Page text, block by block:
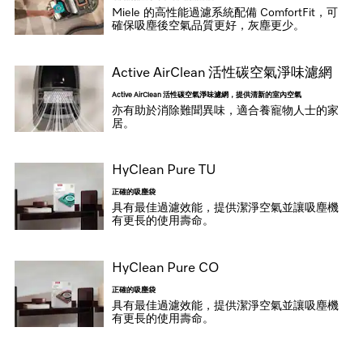
Miele 的高性能過濾系統配備 ComfortFit，可
確保吸塵後空氣品質更好，灰塵更少。
Active AirClean 活性碳空氣淨味濾網
Active AirClean 活性碳空氣淨味濾網，提供清新的室內空氣
亦有助於消除難聞異味，適合養寵物人士的家
居。
HyClean Pure TU
正確的吸塵袋
具有最佳過濾效能，提供潔淨空氣並讓吸塵機
有更長的使用壽命。
HyClean Pure CO
正確的吸塵袋
具有最佳過濾效能，提供潔淨空氣並讓吸塵機
有更長的使用壽命。